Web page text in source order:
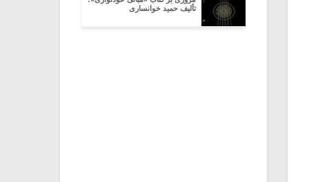
تألیف حمید خوانساری